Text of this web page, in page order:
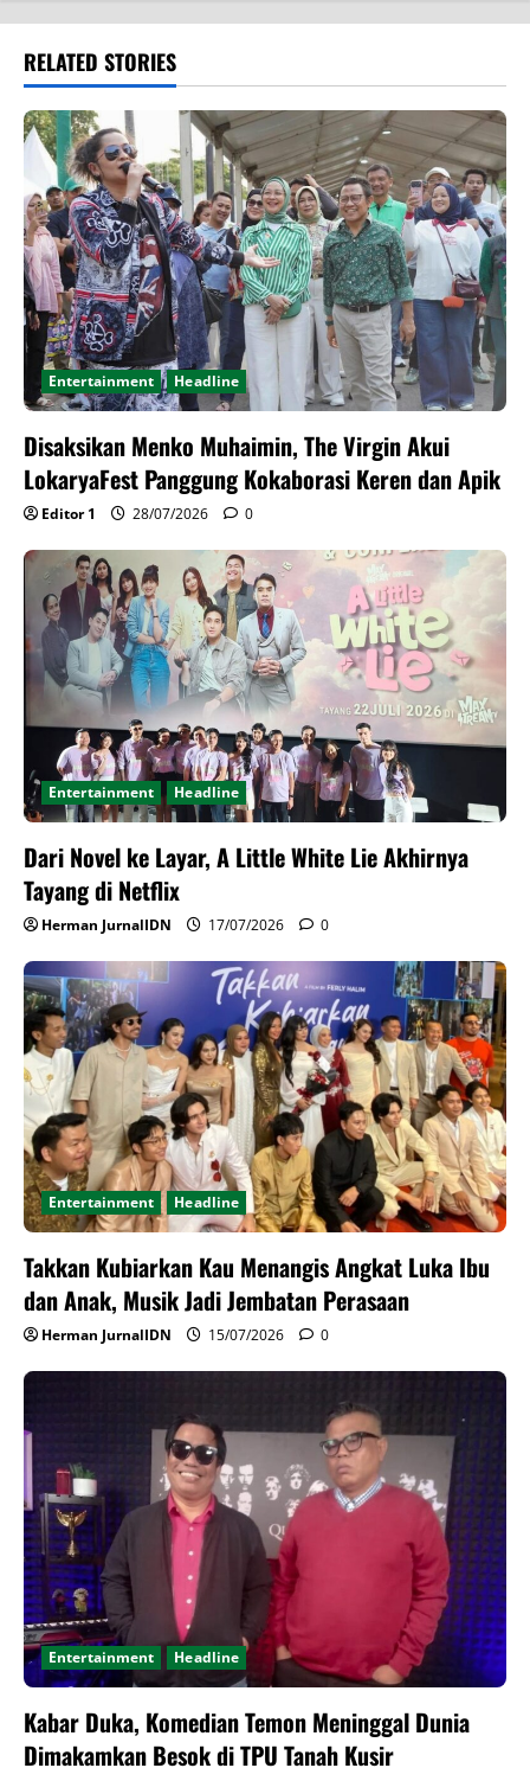
RELATED STORIES
Entertainment Headline
Disaksikan Menko Muhaimin, The Virgin Akui
LokaryaFest Panggung Kokaborasi Keren dan Apik
Editor 1 28/07/2026 0
Entertainment Headline
Dari Novel ke Layar, A Little White Lie Akhirnya
Tayang di Netflix
Herman JurnalIDN 17/07/2026 0
Entertainment Headline
Takkan Kubiarkan Kau Menangis Angkat Luka Ibu
dan Anak, Musik Jadi Jembatan Perasaan
Herman JurnalIDN 15/07/2026 0
Entertainment Headline
Kabar Duka, Komedian Temon Meninggal Dunia
Dimakamkan Besok di TPU Tanah Kusir